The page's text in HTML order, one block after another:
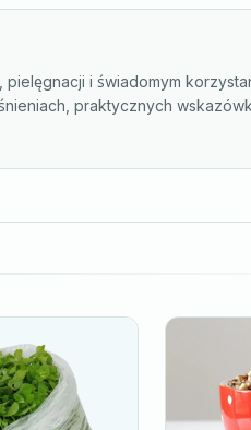
i świadomym
praktycznych